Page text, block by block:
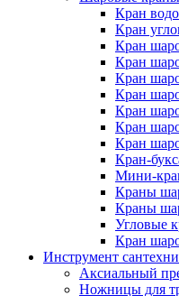
Кран
Кран
Кран
Кран
Кран
Кран
Кран
Кран
Кран
Кран-
Мини-
Краны
Краны
Угловые
Кран
Инструмент
Аксиальный
Ножницы для